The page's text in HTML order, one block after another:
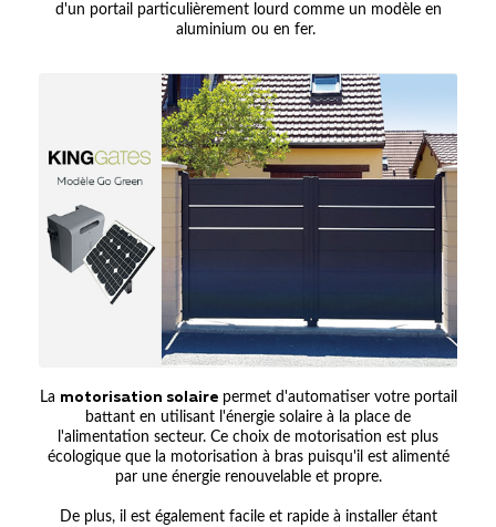
d'un portail particulièrement lourd comme un modèle en
aluminium ou en fer.
La motorisation solairepermet d'automatiser votre portail
battant en utilisant l'énergie solaire à la place de
l'alimentation secteur. Ce choix de motorisation est plus
écologique que la motorisation à bras puisqu'il est alimenté
par une énergie renouvelable et propre.
De plus, il est également facile et rapide à installer étant